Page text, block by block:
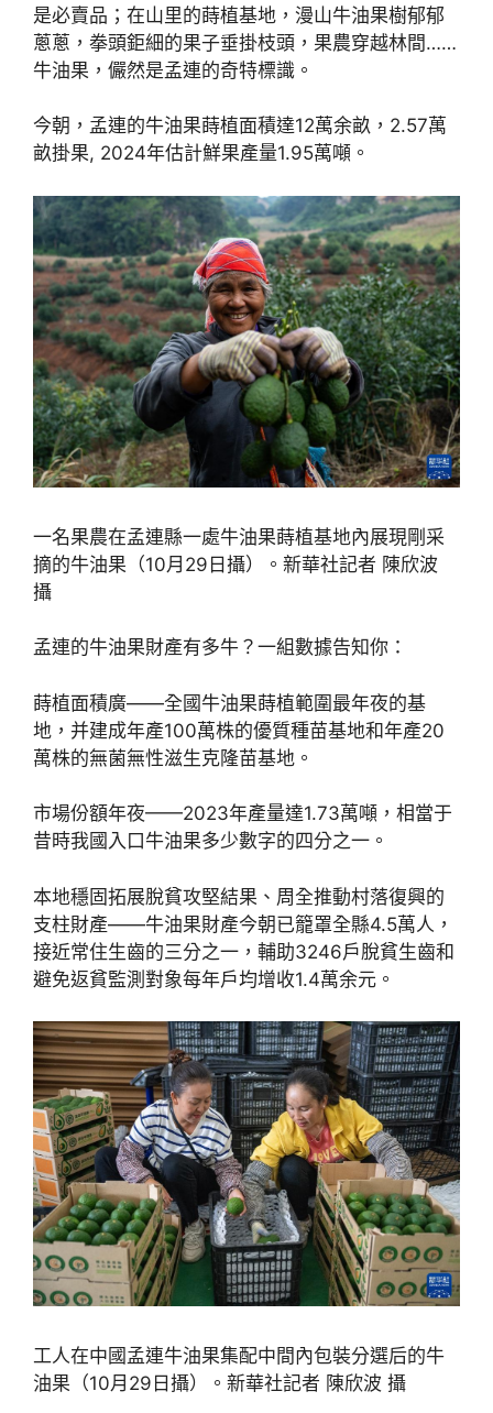
是必賣品；在山里的蒔植基地，漫山牛油果樹郁郁
蔥蔥，拳頭鉅細的果子垂掛枝頭，果農穿越林間……
牛油果，儼然是孟連的奇特標識。
今朝，孟連的牛油果蒔植面積達12萬余畝，2.57萬
畝掛果, 2024年估計鮮果產量1.95萬噸。
一名果農在孟連縣一處牛油果蒔植基地內展現剛采
摘的牛油果（10月29日攝）。新華社記者 陳欣波
攝
孟連的牛油果財產有多牛？一組數據告知你：
蒔植面積廣——全國牛油果蒔植範圍最年夜的基
地，并建成年產100萬株的優質種苗基地和年產20
萬株的無菌無性滋生克隆苗基地。
市場份額年夜——2023年產量達1.73萬噸，相當于
昔時我國入口牛油果多少數字的四分之一。
本地穩固拓展脫貧攻堅結果、周全推動村落復興的
支柱財產——牛油果財產今朝已籠罩全縣4.5萬人，
接近常住生齒的三分之一，輔助3246戶脫貧生齒和
避免返貧監測對象每年戶均增收1.4萬余元。
工人在中國孟連牛油果集配中間內包裝分選后的牛
油果（10月29日攝）。新華社記者 陳欣波 攝